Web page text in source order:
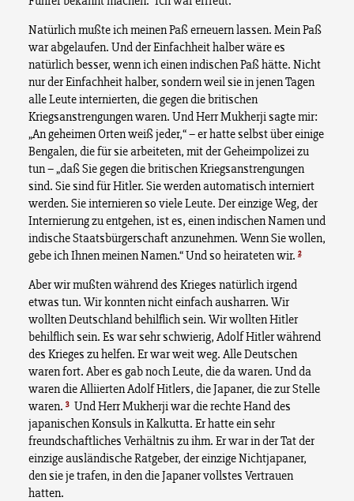
Natürlich mußte ich meinen Paß erneuern lassen. Mein Paß
war abgelaufen. Und der Einfachheit halber wäre es
natürlich besser, wenn ich einen indischen Paß hätte. Nicht
nur der Einfachheit halber, sondern weil sie in jenen Tagen
alle Leute internierten, die gegen die britischen
Kriegsanstrengungen waren. Und Herr Mukherji sagte mir:
„An geheimen Orten weiß jeder,“ – er hatte selbst über einige
Bengalen, die für sie arbeiteten, mit der Geheimpolizei zu
tun – „daß Sie gegen die britischen Kriegsanstrengungen
sind. Sie sind für Hitler. Sie werden automatisch interniert
werden. Sie internieren so viele Leute. Der einzige Weg, der
Internierung zu entgehen, ist es, einen indischen Namen und
indische Staatsbürgerschaft anzunehmen. Wenn Sie wollen,
gebe ich Ihnen meinen Namen.“ Und so heirateten wir. 2
Aber wir mußten während des Krieges natürlich irgend
etwas tun. Wir konnten nicht einfach ausharren. Wir
wollten Deutschland behilflich sein. Wir wollten Hitler
behilflich sein. Es war sehr schwierig, Adolf Hitler während
des Krieges zu helfen. Er war weit weg. Alle Deutschen
waren fort. Aber es gab noch Leute, die da waren. Und da
waren die Alliierten Adolf Hitlers, die Japaner, die zur Stelle
waren. 3 Und Herr Mukherji war die rechte Hand des
japanischen Konsuls in Kalkutta. Er hatte ein sehr
freundschaftliches Verhältnis zu ihm. Er war in der Tat der
einzige ausländische Ratgeber, der einzige Nichtjapaner,
den sie je trafen, in den die Japaner vollstes Vertrauen
hatten.